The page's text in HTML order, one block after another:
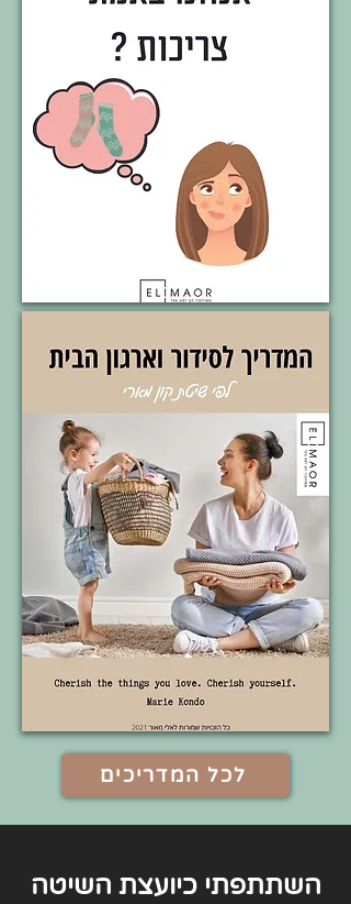
לכל המדריכים
השתתפתי כיועצת השיטה